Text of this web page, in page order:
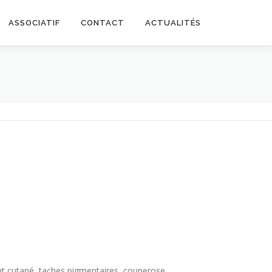
ASSOCIATIF CONTACT ACTUALITÉS